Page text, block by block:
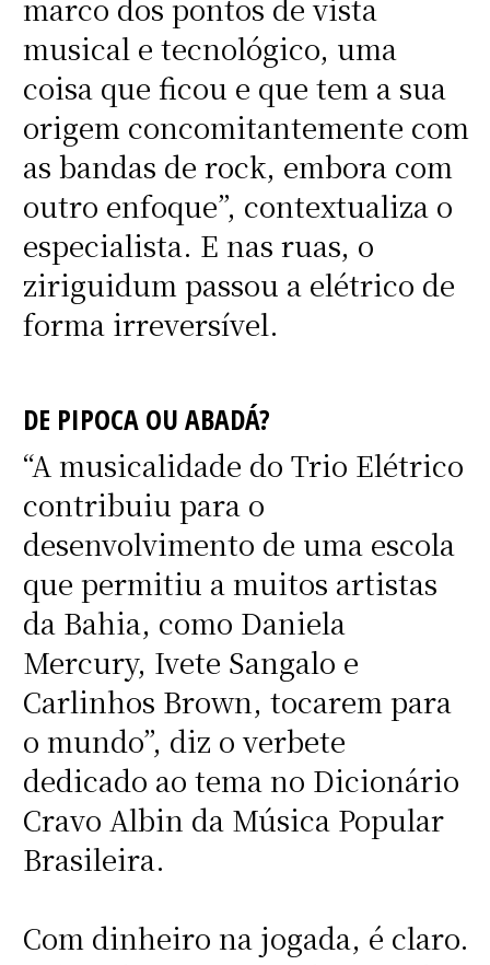
marco dos pontos de vista
musical e tecnológico, uma
coisa que ficou e que tem a sua
origem concomitantemente com
as bandas de rock, embora com
outro enfoque”, contextualiza o
especialista. E nas ruas, o
ziriguidum passou a elétrico de
forma irreversível.
DE PIPOCA OU ABADÁ?
“A musicalidade do Trio Elétrico
contribuiu para o
desenvolvimento de uma escola
que permitiu a muitos artistas
da Bahia, como Daniela
Mercury, Ivete Sangalo e
Carlinhos Brown, tocarem para
o mundo”, diz o verbete
dedicado ao tema no Dicionário
Cravo Albin da Música Popular
Brasileira.
Com dinheiro na jogada, é claro.